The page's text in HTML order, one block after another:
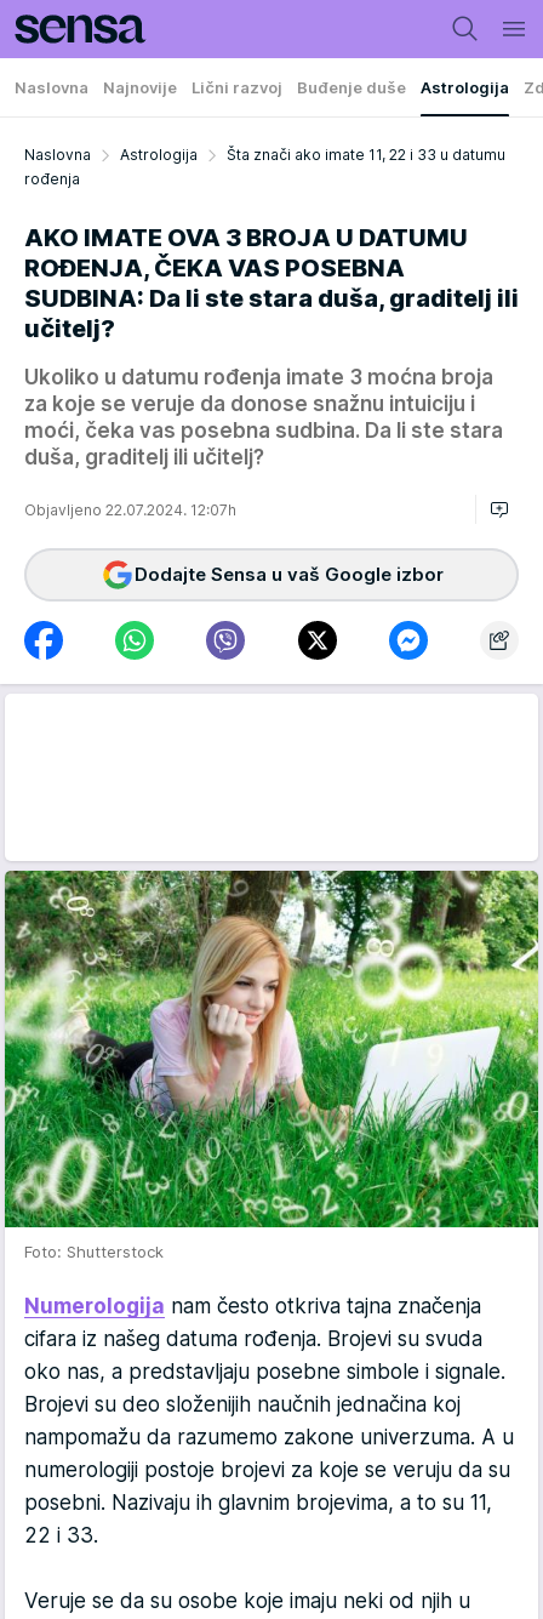
Naslovna Najnovije Lični razvoj Buđenje duše Astrologija
Naslovna Astrologija
Šta znači ako imate 11, 22 i 33 u datumu
rođenja
AKO IMATE OVA 3 BROJA U DATUMU
ROĐENJA, ČEKA VAS POSEBNA
SUDBINA: Da li ste stara duša, graditelj ili
učitelj?
Ukoliko u datumu rođenja imate 3 moćna broja
za koje se veruje da donose snažnu intuiciju i
moći, čeka vas posebna sudbina. Da li ste stara
duša, graditelj ili učitelj?
Objavljeno 22.07.2024. 12:07h
Dodajte Sensa u vaš Google izbor
Foto: Shutterstock
Numerologija nam često otkriva tajna značenja
cifara iz našeg datuma rođenja. Brojevi su svuda
oko nas, a predstavljaju posebne simbole i signale.
Brojevi su deo složenijih naučnih jednačina koj
nampomažu da razumemo zakone univerzuma. A u
numerologiji postoje brojevi za koje se veruju da su
posebni. Nazivaju ih glavnim brojevima, a to su 11,
22 i 33.
Veruje se da su osobe koje imaju neki od njih u